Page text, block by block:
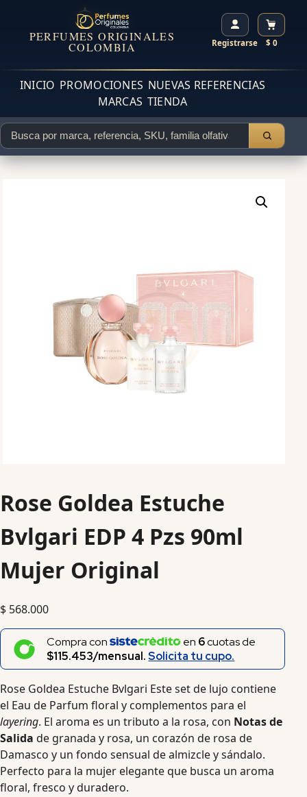
PERFUMES ORIGINALES
COLOMBIA Registrarse $ 0
INICIO PROMOCIONES NUEVAS REFERENCIAS
MARCAS TIENDA
Rose Goldea Estuche
Bvlgari EDP 4 Pzs 90ml
Mujer Original
$ 568.000
Compra con en 6cuotas de
$115.453/mensual.Solicita tu cupo.
Rose Goldea Estuche Bvlgari Este set de lujo contiene
el Eau de Parfum floral y complementos para el
layering. El aroma es un tributo a la rosa, con Notas de
Salida de granada y rosa, un corazón de rosa de
Damasco y un fondo sensual de almizcle y sándalo.
Perfecto para la mujer elegante que busca un aroma
floral, fresco y duradero.